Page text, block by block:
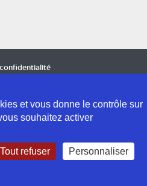
et vous donne le contrôle sur
souhaitez activer
Tout refuser Personnaliser